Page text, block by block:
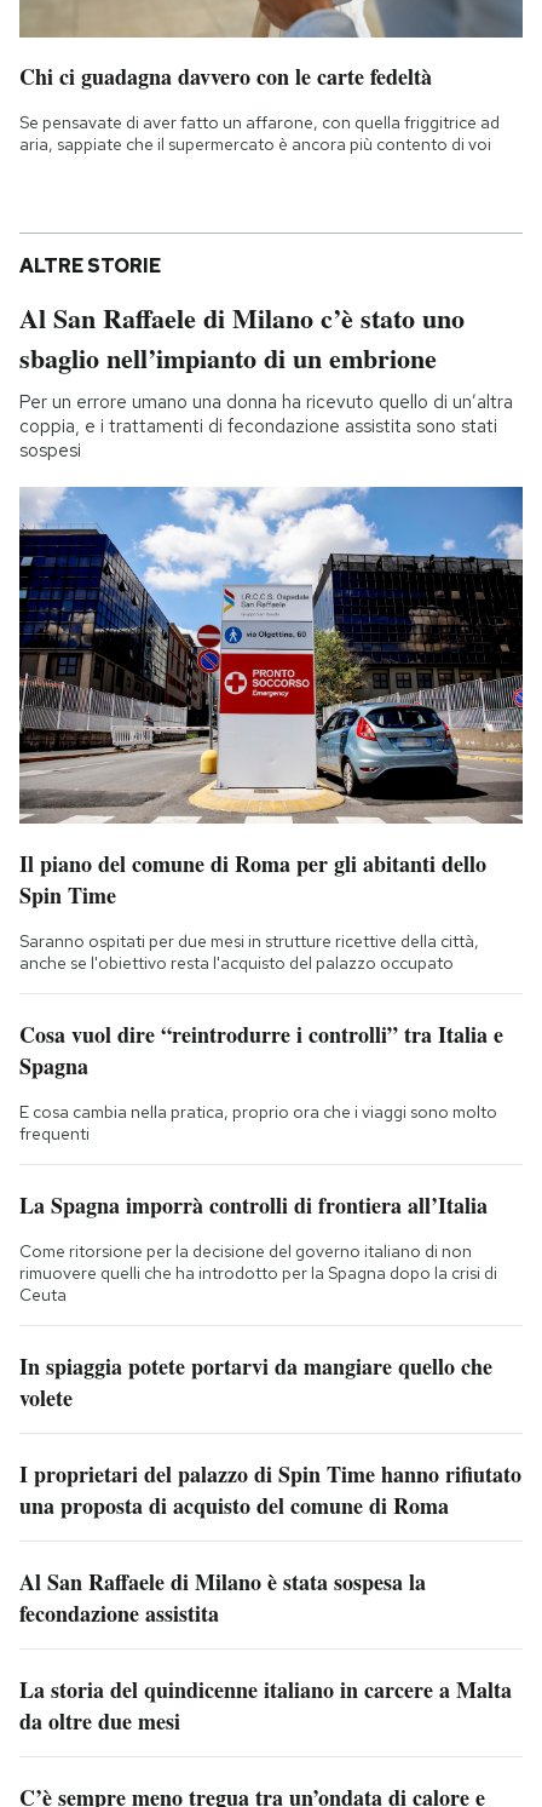
Chi ci guadagna davvero con le carte fedeltà
Se pensavate di aver fatto un affarone, con quella friggitrice ad
aria, sappiate che il supermercato è ancora più contento di voi
ALTRE STORIE
Al San Raffaele di Milano c’è stato uno
sbaglio nell’impianto di un embrione
Per un errore umano una donna ha ricevuto quello di un’altra
coppia, e i trattamenti di fecondazione assistita sono stati
sospesi
Il piano del comune di Roma per gli abitanti dello
Spin Time
Saranno ospitati per due mesi in strutture ricettive della città,
anche se l'obiettivo resta l'acquisto del palazzo occupato
Cosa vuol dire “reintrodurre i controlli” tra Italia e
Spagna
E cosa cambia nella pratica, proprio ora che i viaggi sono molto
frequenti
La Spagna imporrà controlli di frontiera all’Italia
Come ritorsione per la decisione del governo italiano di non
rimuovere quelli che ha introdotto per la Spagna dopo la crisi di
Ceuta
In spiaggia potete portarvi da mangiare quello che
volete
I proprietari del palazzo di Spin Time hanno rifiutato
una proposta di acquisto del comune di Roma
Al San Raffaele di Milano è stata sospesa la
fecondazione assistita
La storia del quindicenne italiano in carcere a Malta
da oltre due mesi
C’è sempre meno tregua tra un’ondata di calore e